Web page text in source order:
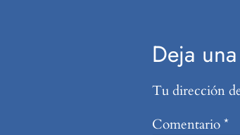
Deja
Tu dirección
Comentario*